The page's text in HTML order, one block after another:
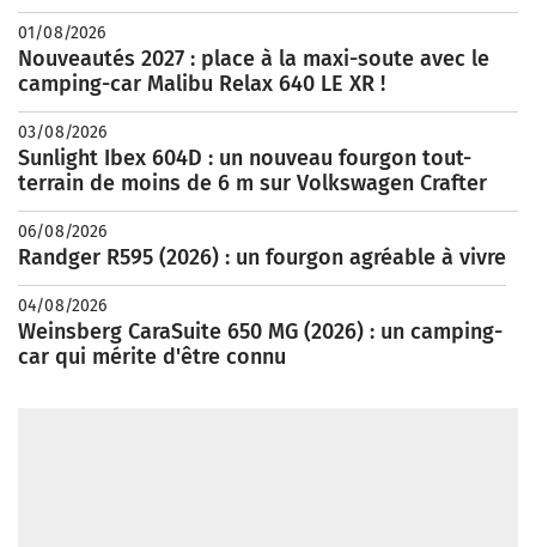
01/08/2026
Nouveautés 2027 : place à la maxi-soute avec le
camping-car Malibu Relax 640 LE XR !
03/08/2026
Sunlight Ibex 604D : un nouveau fourgon tout-
terrain de moins de 6 m sur Volkswagen Crafter
06/08/2026
Randger R595 (2026) : un fourgon agréable à vivre
04/08/2026
Weinsberg CaraSuite 650 MG (2026) : un camping-
car qui mérite d'être connu